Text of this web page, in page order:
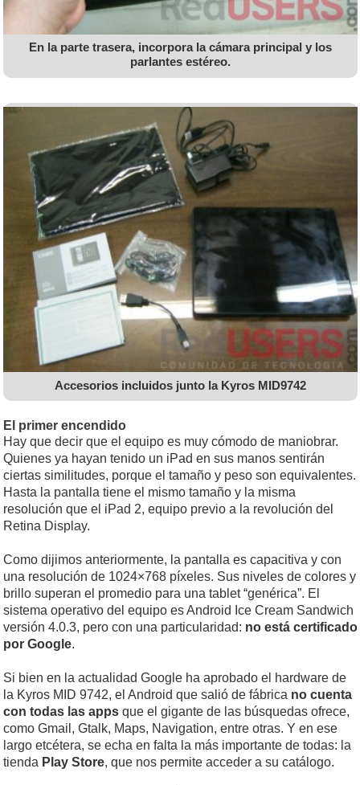
En la parte trasera, incorpora la cámara principal y los
parlantes estéreo.
Accesorios incluidos junto la Kyros MID9742
El primer encendido
Hay que decir que el equipo es muy cómodo de maniobrar.
Quienes ya hayan tenido un iPad en sus manos sentirán
ciertas similitudes, porque el tamaño y peso son equivalentes.
Hasta la pantalla tiene el mismo tamaño y la misma
resolución que el iPad 2, equipo previo a la revolución del
Retina Display.
Como dijimos anteriormente, la pantalla es capacitiva y con
una resolución de 1024×768 píxeles. Sus niveles de colores y
brillo superan el promedio para una tablet “genérica”. El
sistema operativo del equipo es Android Ice Cream Sandwich
versión 4.0.3, pero con una particularidad: no está certificado
por Google.
Si bien en la actualidad Google ha aprobado el hardware de
la Kyros MID 9742, el Android que salió de fábrica no cuenta
con todas las apps que el gigante de las búsquedas ofrece,
como Gmail, Gtalk, Maps, Navigation, entre otras. Y en ese
largo etcétera, se echa en falta la más importante de todas: la
tienda Play Store, que nos permite acceder a su catálogo.